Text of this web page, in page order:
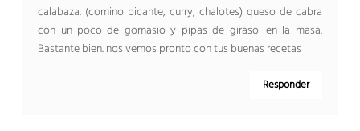
calabaza. (comino picante, curry, chalotes) queso de cabra
con un poco de gomasio y pipas de girasol en la masa.
Bastante bien. nos vemos pronto con tus buenas recetas
Responder